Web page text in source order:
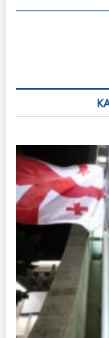
o
по
записям